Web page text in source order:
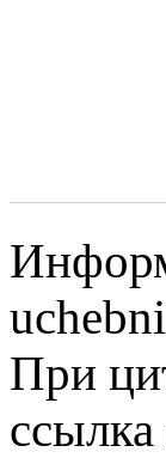
При
ссылка